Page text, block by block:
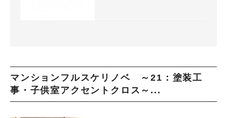
マンションフルスケリノベ ～21：塗装工
事・子供室アクセントクロス～...